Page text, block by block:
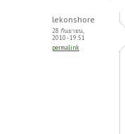
lekonshore
28 กันยายน,
2010 - 19:51
permalink